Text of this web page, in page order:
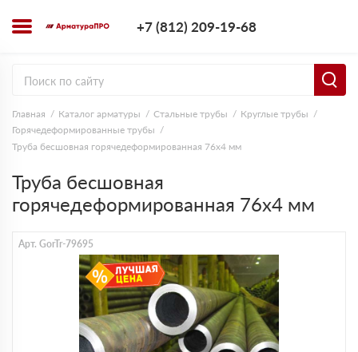
+7 (812) 209-19-68
Главная Каталог арматуры Стальные трубы
Круглые трубы
Горячедеформированные трубы
Труба бесшовная горячедеформированная 76х4 мм
Труба бесшовная
горячедеформированная 76х4 мм
Арт. GorTr-79695